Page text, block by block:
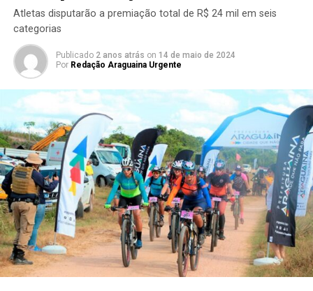
Atletas disputarão a premiação total de R$ 24 mil em seis
categorias
Publicado 2 anos atrás on 14 de maio de 2024
Por Redação Araguaina Urgente